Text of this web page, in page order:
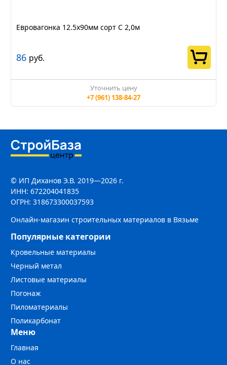
Евровагонка 12.5х90мм сорт С 2,0м
86 руб.
Уточнить цену
+7 (961) 138-84-27
© ИП Диханов Э.В. 2019—2026 г.
ИНН: 672204041835
ОГРН: 318673300037593
Онлайн-магазин строительных материалов в Вязьме
Популярные категории
Кровельные материалы
Черный метал
Листовые материалы
Погонаж
Пиломатериалы
Поликарбонат
Меню
Главная
О нас